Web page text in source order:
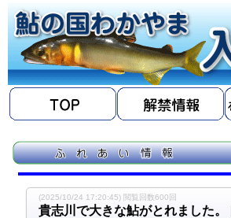
(2025/10/24 17:20:45) 閲覧回数600回
貴志川で大きな鮎がとれました。